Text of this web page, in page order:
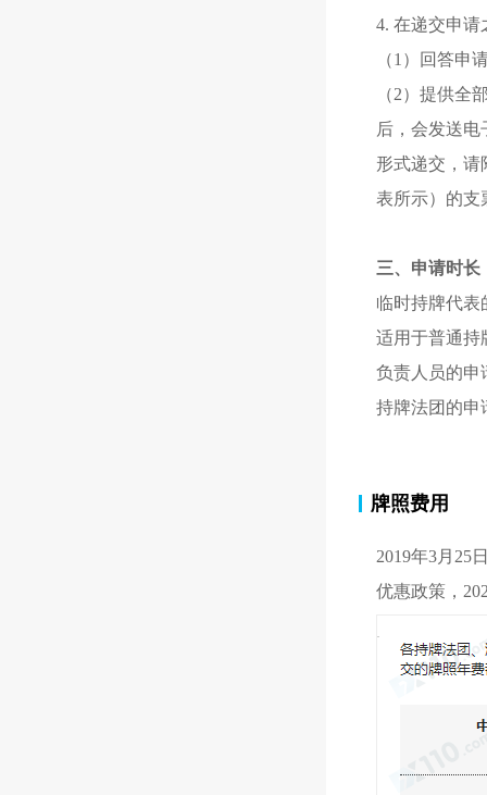
4. 在递交申
（1）
回答申
（2） 提供全
后，会发送
形式递交，请
表所示）的
三、申请时长
临时持牌代表
适用于普通持
负责人员的申
持牌法团的申
牌照费用
2019年3月25
优惠政策，